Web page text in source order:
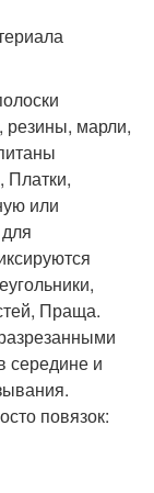
резины, марли,
Платки,
или
Праща.
середине и
повязок: